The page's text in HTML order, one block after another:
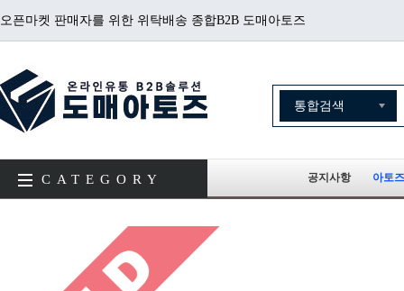
오픈마켓 판매자를 위한 위탁배송 종합B2B 도매아토즈
CATEGORY 공지사항 아토